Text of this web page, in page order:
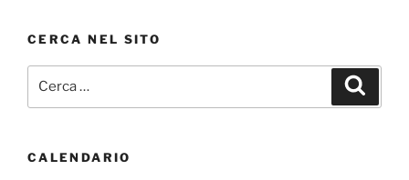
CERCA NEL SITO
CALENDARIO